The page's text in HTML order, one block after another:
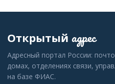
Открытый адрес
Адресный портал России:
домах, отделениях связи,
на базе ФИАС.